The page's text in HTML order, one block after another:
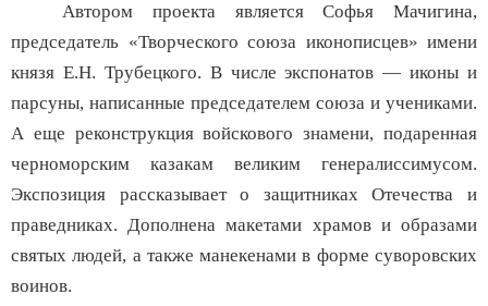
Автором проекта является Софья Мачигина,
председатель «Творческого союза иконописцев» имени
князя Е.Н. Трубецкого. В числе экспонатов — иконы и
парсуны, написанные председателем союза и учениками.
А еще реконструкция войскового знамени, подаренная
черноморским казакам великим генералиссимусом.
Экспозиция рассказывает о защитниках Отечества и
праведниках. Дополнена макетами храмов и образами
святых людей, а также манекенами в форме суворовских
воинов.